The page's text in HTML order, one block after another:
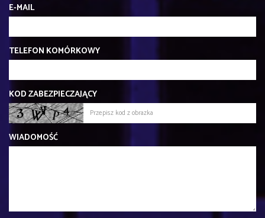
E-MAIL
TELEFON KOMÓRKOWY
KOD ZABEZPIECZAJĄCY
WIADOMOŚĆ